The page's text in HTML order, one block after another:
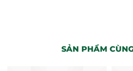
SẢN PHẨM